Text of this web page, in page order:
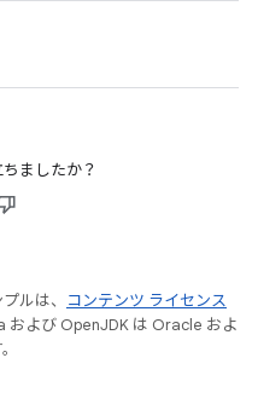
ましたか？
ルは、
コンテンツ ライセンス
および OpenJDK は Oracle およ